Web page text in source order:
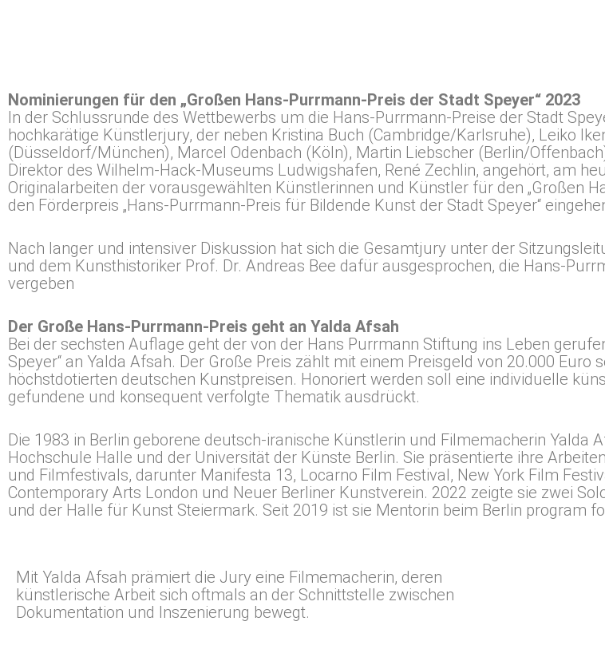
Nominierungen für den „Großen Hans-Purrmann-Preis der Stadt Speyer“ 2023
In der Schlussrunde des Wettbewerbs um die Hans-Purrmann-Preise der Stadt
hochkarätige Künstlerjury, der neben Kristina Buch (Cambridge/Karlsruhe), Leiko
(Düsseldorf/München), Marcel Odenbach (Köln), Martin Liebscher (Berlin/
Direktor des Wilhelm-Hack-Museums Ludwigshafen, René Zechlin, angehört, am
Originalarbeiten der vorausgewählten Künstlerinnen und Künstler für den „Großen
den Förderpreis „Hans-Purrmann-Preis für Bildende Kunst der Stadt Speyer“
Nach langer und intensiver Diskussion hat sich die Gesamtjury unter der
und dem Kunsthistoriker Prof. Dr. Andreas Bee dafür ausgesprochen, die Hans-
vergeben
Der Große Hans-Purrmann-Preis geht an Yalda Afsah
Bei der sechsten Auflage geht der von der Hans Purrmann Stiftung ins Leben
Speyer“ an Yalda Afsah. Der Große Preis zählt mit einem Preisgeld von 20.000
höchstdotierten deutschen Kunstpreisen. Honoriert werden soll eine individuelle
gefundene und konsequent verfolgte Thematik ausdrückt.
Die 1983 in Berlin geborene deutsch-iranische Künstlerin und Filmemacherin Yalda
Hochschule Halle und der Universität der Künste Berlin. Sie präsentierte ihre
und Filmfestivals, darunter Manifesta 13, Locarno Film Festival, New York Film
Contemporary Arts London und Neuer Berliner Kunstverein. 2022 zeigte sie zwei
und der Halle für Kunst Steiermark. Seit 2019 ist sie Mentorin beim Berlin program
Mit Yalda Afsah prämiert die Jury eine Filmemacherin, deren
künstlerische Arbeit sich oftmals an der Schnittstelle zwischen
Dokumentation und Inszenierung bewegt.